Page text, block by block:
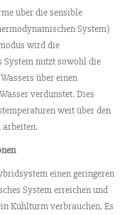
über die sensible
System)
wird die
System nutzt sowohl die
über einen
verdunstet. Dies
weit über den
arbeiten.
einen geringeren
System erreichen und
Kühlturm verbrauchen. Es